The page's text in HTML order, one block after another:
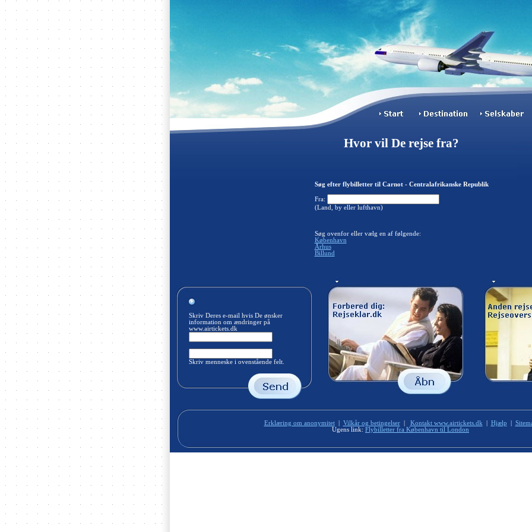
Hvor vil De rejse fra?
Søg efter flybilletter til Carnot - Centralafrikanske Republik
Fra:
(Land, by eller lufthavn)
Søg ovenfor eller vælg en af følgende:
København
Århus
Billund
Skriv Deres e-mail hvis De ønsker
information om ændringer på
www.airtickets.dk
Skriv menneske i ovenstående felt.
Erklæring om anonymitet| Vilkår og betingelser| Kontakt www.airtickets.dk Hjælp
Ugens link: Flybilletter fra København til London